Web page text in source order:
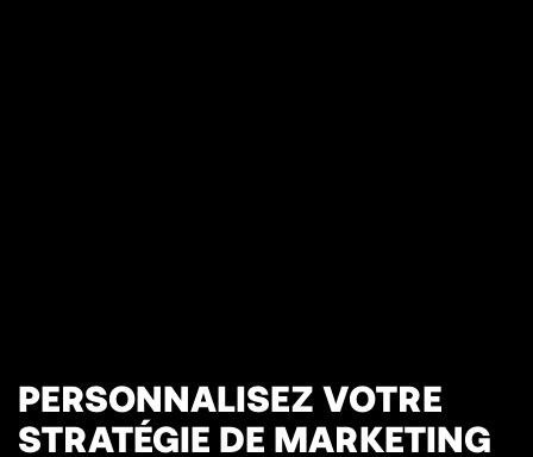
PERSONNALISEZ VOTRE
STRATÉGIE DE MARKETING